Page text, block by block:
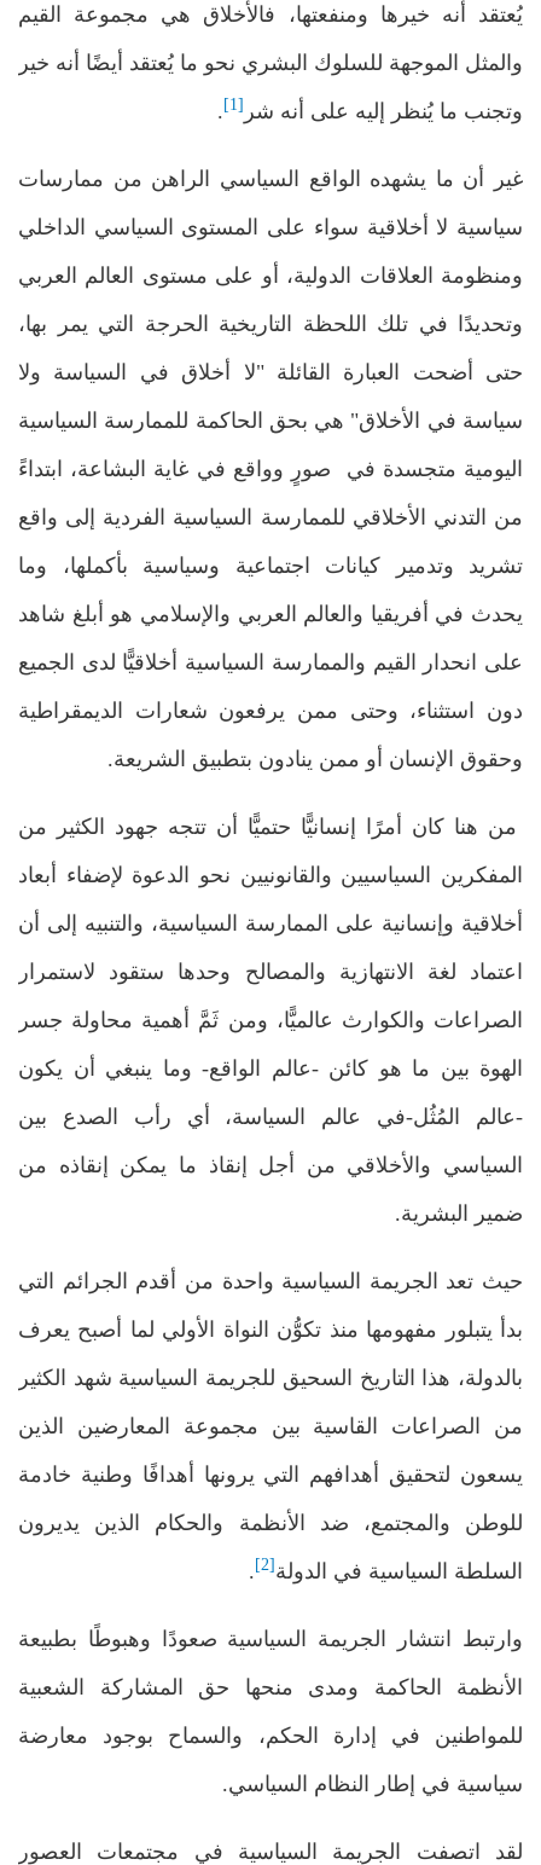
يُعتقد أنه خيرها ومنفعتها، فالأخلاق هي مجموعة القيم
والمثل الموجهة للسلوك البشري نحو ما يُعتقد أيضًا أنه خير
وتجنب ما يُنظر إليه على أنه شر [1]
.
غير أن ما يشهده الواقع السياسي الراهن من ممارسات
سياسية لا أخلاقية سواء على المستوى السياسي الداخلي
ومنظومة العلاقات الدولية، أو على مستوى العالم العربي
وتحديدًا في تلك اللحظة التاريخية الحرجة التي يمر بها،
حتى أضحت العبارة القائلة "لا أخلاق في السياسة ولا
سياسة في الأخلاق" هي بحق الحاكمة للممارسة السياسية
اليومية متجسدة في صورٍ وواقع في غاية البشاعة، ابتداءً
من التدني الأخلاقي للممارسة السياسية الفردية إلى واقع
تشريد وتدمير كيانات اجتماعية وسياسية بأكملها، وما
يحدث في أفريقيا والعالم العربي والإسلامي هو أبلغ شاهد
على انحدار القيم والممارسة السياسية أخلاقيًّا لدى الجميع
دون استثناء، وحتى ممن يرفعون شعارات الديمقراطية
وحقوق الإنسان أو ممن ينادون بتطبيق الشريعة.
من هنا كان أمرًا إنسانيًّا حتميًّا أن تتجه جهود الكثير من
المفكرين السياسيين والقانونيين نحو الدعوة لإضفاء أبعاد
أخلاقية وإنسانية على الممارسة السياسية، والتنبيه إلى أن
اعتماد لغة الانتهازية والمصالح وحدها ستقود لاستمرار
الصراعات والكوارث عالميًّا، ومن ثَمَّ أهمية محاولة جسر
الهوة بين ما هو كائن -عالم الواقع- وما ينبغي أن يكون
-عالم المُثُل-في عالم السياسة، أي رأب الصدع بين
السياسي والأخلاقي من أجل إنقاذ ما يمكن إنقاذه من
ضمير البشرية.
حيث تعد الجريمة السياسية واحدة من أقدم الجرائم التي
بدأ يتبلور مفهومها منذ تكوُّن النواة الأولي لما أصبح يعرف
بالدولة، هذا التاريخ السحيق للجريمة السياسية شهد الكثير
من الصراعات القاسية بين مجموعة المعارضين الذين
يسعون لتحقيق أهدافهم التي يرونها أهدافًا وطنية خادمة
للوطن والمجتمع، ضد الأنظمة والحكام الذين يديرون
السلطة السياسية في الدولة [2]
.
وارتبط انتشار الجريمة السياسية صعودًا وهبوطًا بطبيعة
الأنظمة الحاكمة ومدى منحها حق المشاركة الشعبية
للمواطنين في إدارة الحكم، والسماح بوجود معارضة
سياسية في إطار النظام السياسي.
لقد اتصفت الجريمة السياسية في مجتمعات العصور